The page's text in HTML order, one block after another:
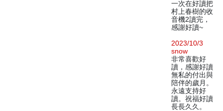
一次在好讀把
村上春樹的收
音機2讀完，
感謝好讀~
2023/10/3
snow
非常喜歡好
讀，感謝好讀
無私的付出與
陪伴的歲月。
永遠支持好
讀。祝福好讀
長長久久。